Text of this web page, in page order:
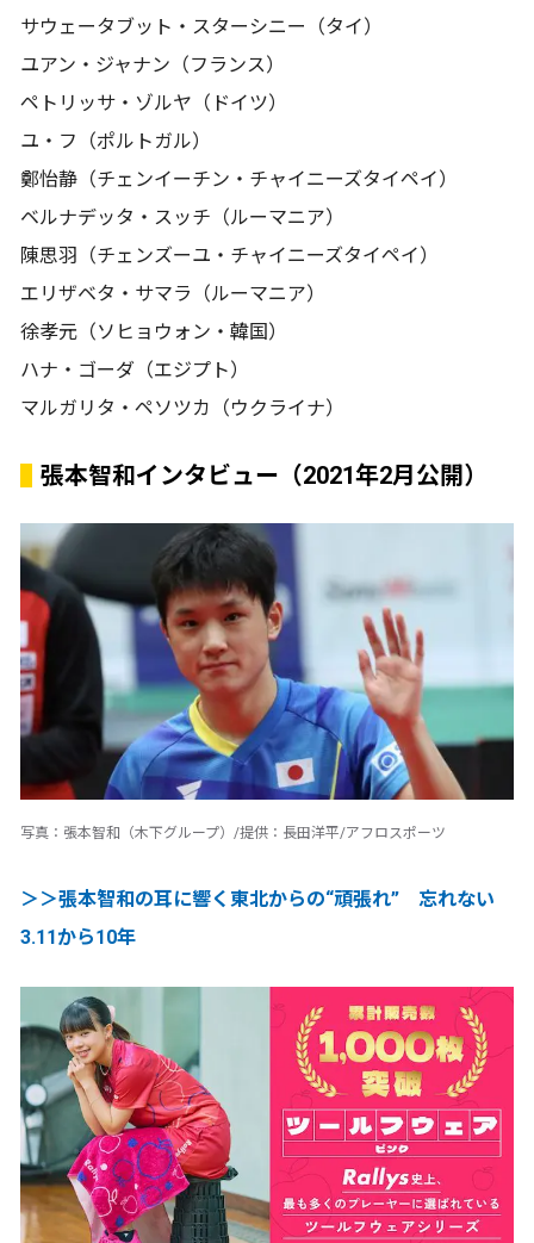
サウェータブット・スターシニー（タイ）
ユアン・ジャナン（フランス）
ペトリッサ・ゾルヤ（ドイツ）
ユ・フ（ポルトガル）
鄭怡静（チェンイーチン・チャイニーズタイペイ）
ベルナデッタ・スッチ（ルーマニア）
陳思羽（チェンズーユ・チャイニーズタイペイ）
エリザベタ・サマラ（ルーマニア）
徐孝元（ソヒョウォン・韓国）
ハナ・ゴーダ（エジプト）
マルガリタ・ペソツカ（ウクライナ）
張本智和インタビュー（2021年2月公開）
写真：張本智和（木下グループ）/提供：長田洋平/アフロスポーツ
＞＞張本智和の耳に響く東北からの“頑張れ” 忘れない
3.11から10年